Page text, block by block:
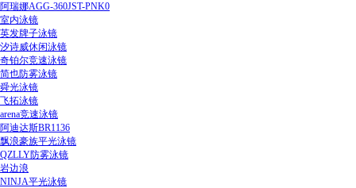
阿瑞娜AGG-360JST-PNK0
室内泳镜
英发牌子泳镜
汐诗威休闲泳镜
奇铂尔竞速泳镜
简也防雾泳镜
舜光泳镜
飞拓泳镜
arena竞速泳镜
阿迪达斯BR1136
飘浪豪族平光泳镜
QZLLY防雾泳镜
岩边浪
NINJA平光泳镜